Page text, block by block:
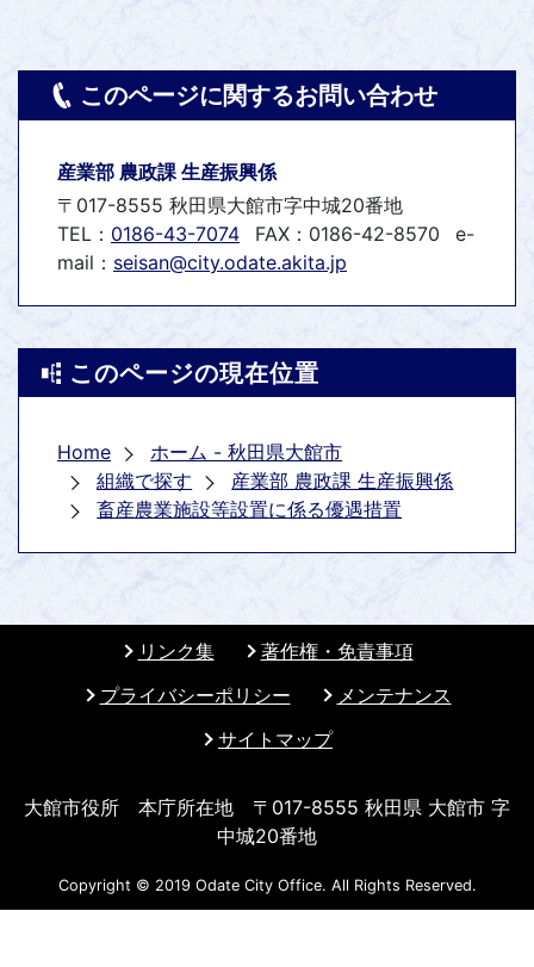
このページに関するお問い合わせ
産業部 農政課 生産振興係
〒017-8555 秋田県大館市字中城20番地
TEL： 0186-43-7074 FAX：0186-42-8570
e-
mail： seisan@city.odate.akita.jp
このページの現在位置
Home
ホーム - 秋田県大館市
組織で探す
産業部 農政課 生産振興係
畜産農業施設等設置に係る優遇措置
リンク集
著作権・免責事項
プライバシーポリシー
メンテナンス
サイトマップ
大館市役所 本庁所在地 〒017-8555 秋田県 大館市 字
中城20番地
Copyright © 2019 Odate City Office. All Rights Reserved.